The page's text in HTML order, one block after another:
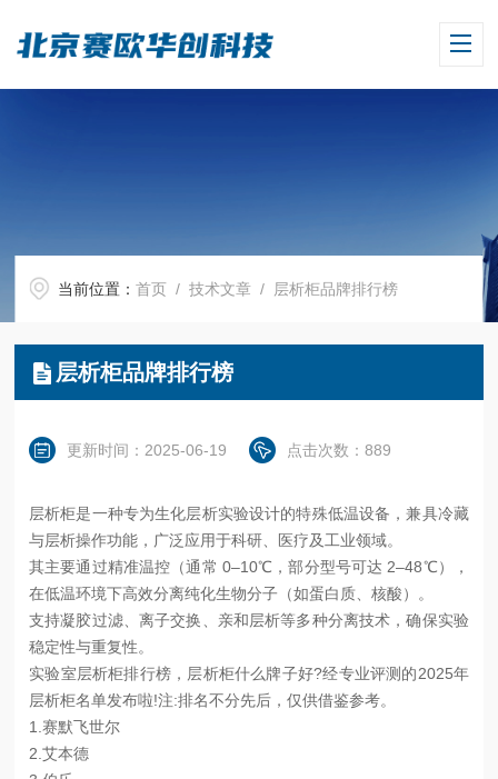
当前位置：首页 /技术文章 / 层析柜品牌排行榜
层析柜品牌排行榜
更新时间：2025-06-19 点击次数：889
层析柜是一种专为生化层析实验设计的特殊低温设备，兼具冷藏
与层析操作功能，广泛应用于科研、医疗及工业领域。
其主要通过精准温控（通常 ‌0–10℃‌，部分型号可达 ‌2–48℃‌），
在低温环境下高效分离纯化生物分子（如蛋白质、核酸）。
支持凝胶过滤、离子交换、亲和层析等多种分离技术，确保实验
稳定性与重复性。
实验室层析柜排行榜，层析柜什么牌子好?经专业评测的2025年
层析柜名单发布啦!注:排名不分先后，仅供借鉴参考。
1.赛默飞世尔
2.‌艾本德